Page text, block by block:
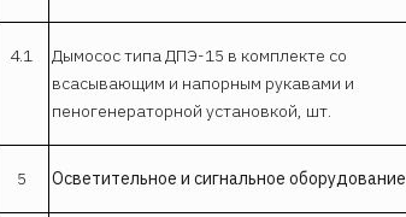
4.1
Дымосос типа ДПЭ-15 в комплекте со
всасывающим и напорным рукавами и
пеногенераторной установкой, шт.
5 Осветительное и сигнальное оборудование